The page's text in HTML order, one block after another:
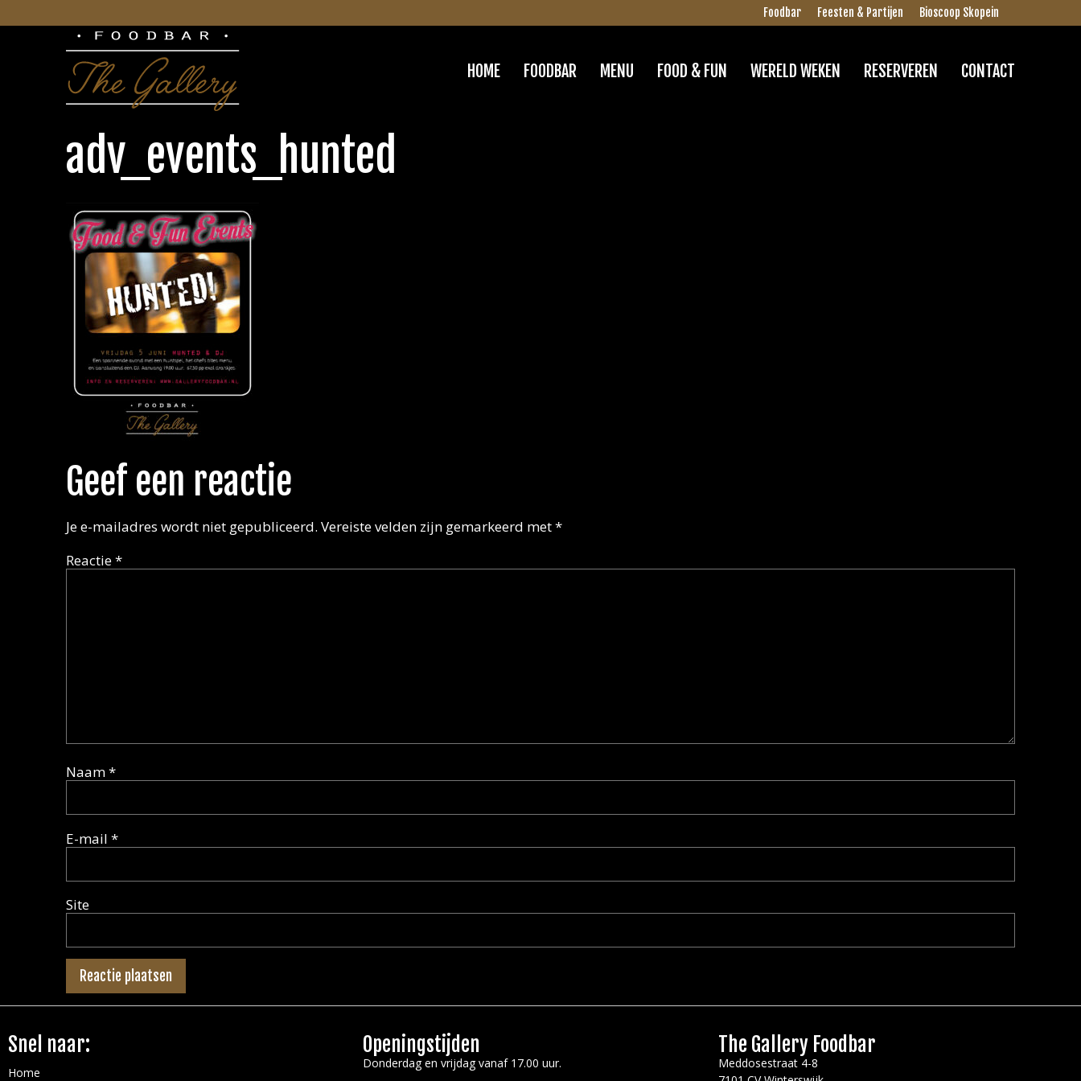
Foodbar Feesten & Partijen Bioscoop Skopein
HOME FOODBAR MENU FOOD & FUN WERELD WEKEN RESERVEREN CONTACT
adv_events_hunted
Geef een reactie
Je e-mailadres wordt niet gepubliceerd. Vereiste velden zijn gemarkeerd met*
Reactie*
Naam*
E-mail *
Site
Snel naar:
Home
Openingstijden
Donderdag en vrijdag vanaf 17.00 uur.
The Gallery Foodbar
Meddosestraat 4-8